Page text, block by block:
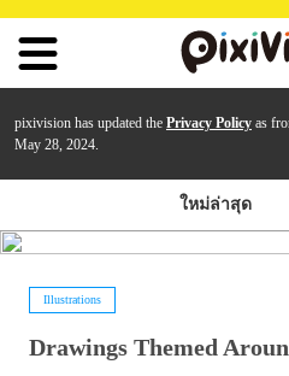
pixivision has updated the Privacy Policy as
May 28, 2024.
ใหม่ล่าสุด
Illustrations
Drawings Themed